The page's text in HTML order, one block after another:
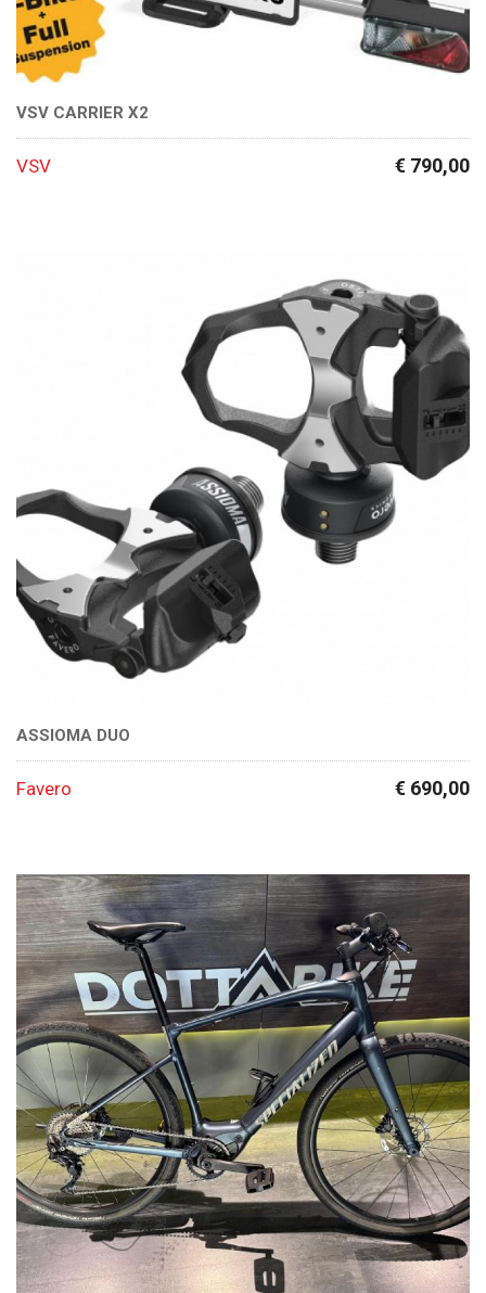
VSV CARRIER X2
VSV € 790,00
ASSIOMA DUO
Favero € 690,00